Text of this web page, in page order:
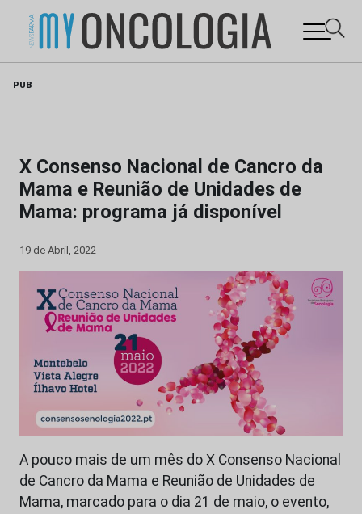
PUB
X Consenso Nacional de Cancro da
Mama e Reunião de Unidades de
Mama: programa já disponível
19 de Abril, 2022
A pouco mais de um mês do X Consenso Nacional
de Cancro da Mama e Reunião de Unidades de
Mama, marcado para o dia 21 de maio, o evento,